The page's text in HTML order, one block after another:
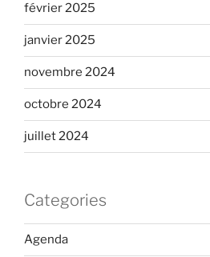
février 2025
janvier 2025
novembre 2024
octobre 2024
juillet 2024
Categories
Agenda